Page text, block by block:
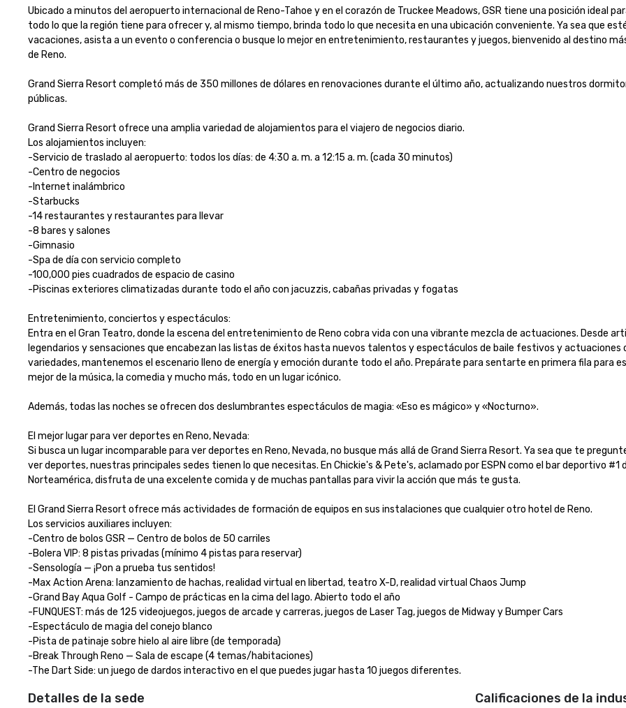
Ubicado a minutos del aeropuerto internacional de Reno-Tahoe y en el corazón de Truckee Meadows, GSR tiene una posición ideal
todo lo que la región tiene para ofrecer y, al mismo tiempo, brinda todo lo que necesita en una ubicación conveniente. Ya sea que
vacaciones, asista a un evento o conferencia o busque lo mejor en entretenimiento, restaurantes y juegos, bienvenido al destino
de Reno.
Grand Sierra Resort completó más de 350 millones de dólares en renovaciones durante el último año, actualizando nuestros
públicas.
Grand Sierra Resort ofrece una amplia variedad de alojamientos para el viajero de negocios diario.
Los alojamientos incluyen:
-Servicio de traslado al aeropuerto: todos los días: de 4:30 a. m. a 12:15 a. m. (cada 30 minutos)
-Centro de negocios
-Internet inalámbrico
-Starbucks
-14 restaurantes y restaurantes para llevar
-8 bares y salones
-Gimnasio
-Spa de día con servicio completo
-100,000 pies cuadrados de espacio de casino
-Piscinas exteriores climatizadas durante todo el año con jacuzzis, cabañas privadas y fogatas
Entretenimiento, conciertos y espectáculos:
Entra en el Gran Teatro, donde la escena del entretenimiento de Reno cobra vida con una vibrante mezcla de actuaciones. Desde
legendarios y sensaciones que encabezan las listas de éxitos hasta nuevos talentos y espectáculos de baile festivos y actuaciones
variedades, mantenemos el escenario lleno de energía y emoción durante todo el año. Prepárate para sentarte en primera fila para
mejor de la música, la comedia y mucho más, todo en un lugar icónico.
Además, todas las noches se ofrecen dos deslumbrantes espectáculos de magia: «Eso es mágico» y «Nocturno».
El mejor lugar para ver deportes en Reno, Nevada:
Si busca un lugar incomparable para ver deportes en Reno, Nevada, no busque más allá de Grand Sierra Resort. Ya sea que te
ver deportes, nuestras principales sedes tienen lo que necesitas. En Chickie's & Pete's, aclamado por ESPN como el bar deportivo #1
Norteamérica, disfruta de una excelente comida y de muchas pantallas para vivir la acción que más te gusta.
El Grand Sierra Resort ofrece más actividades de formación de equipos en sus instalaciones que cualquier otro hotel de Reno.
Los servicios auxiliares incluyen:
-Centro de bolos GSR — Centro de bolos de 50 carriles
-Bolera VIP: 8 pistas privadas (mínimo 4 pistas para reservar)
-Sensología — ¡Pon a prueba tus sentidos!
-Max Action Arena: lanzamiento de hachas, realidad virtual en libertad, teatro X-D, realidad virtual Chaos Jump
-Grand Bay Aqua Golf - Campo de prácticas en la cima del lago. Abierto todo el año
-FUNQUEST: más de 125 videojuegos, juegos de arcade y carreras, juegos de Laser Tag, juegos de Midway y Bumper Cars
-Espectáculo de magia del conejo blanco
-Pista de patinaje sobre hielo al aire libre (de temporada)
-Break Through Reno — Sala de escape (4 temas/habitaciones)
-The Dart Side: un juego de dardos interactivo en el que puedes jugar hasta 10 juegos diferentes.
Detalles de la sede Calificaciones de la